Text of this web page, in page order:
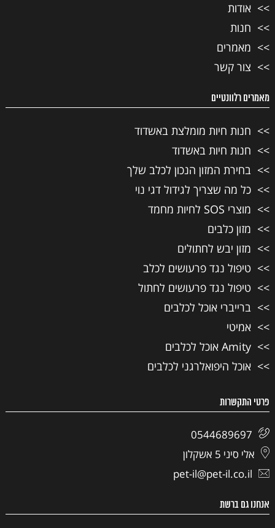
אודות
חנות
מאמרים
צור קשר
מאמרים רלוונטיים
חנות חיות מומלצת באשדוד
חנות חיות באשדוד
בחירת המזון הנכון לכלב שלך
כל מה שצריך לגידול דגי נוי
מוצרי SOS לחיות מחמד
מזון כלבים
מזון יבש לחתולים
טיפול נגד פרעושים לכלב
טיפול נגד פרעושים לחתול
ברייברי אוכל לכלבים
אמיטי
Amity אוכל לכלבים
אוכל היפואלרגני לכלבים
פרטי התקשרות
0544689697
אלי סיני 5 אשקלון
pet-il@pet-il.co.il
אנחנו גם ברשת